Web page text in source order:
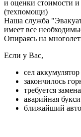
и оценки стоимости
(техпомощи)
Наша служба
имеет все
Опираясь на
Если у Вас,
сел аккумулятор
закончилось
требуется
аварийная
ближайший